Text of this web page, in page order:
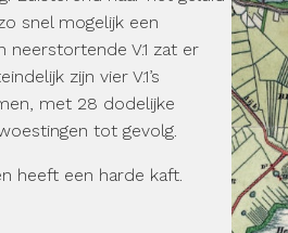
snel mogelijk een
neerstortende V.1 zat er
zijn vier V.1’s
met 28 dodelijke
tot gevolg.
heeft een harde kaft.